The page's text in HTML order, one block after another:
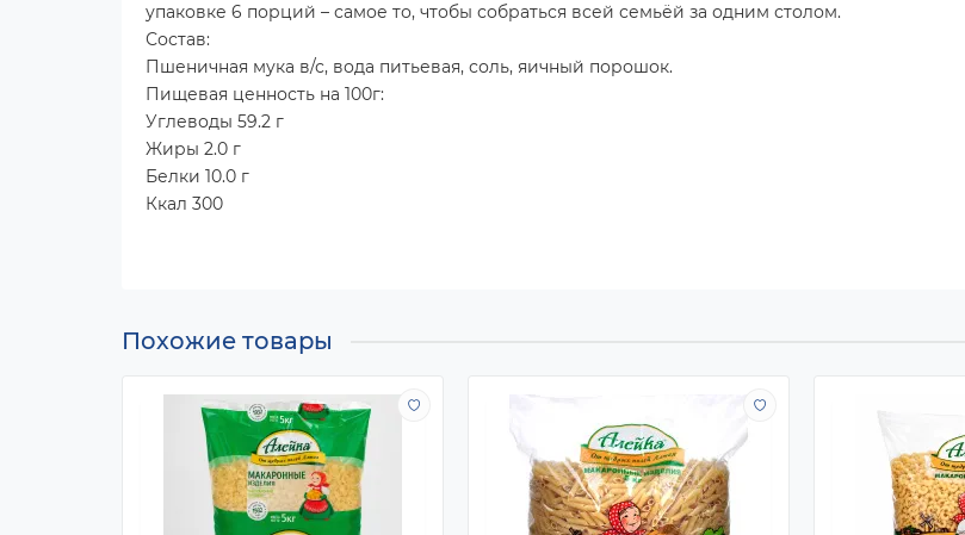
упаковке 6 порций – самое то, чтобы собраться всей семьёй за одним столом.
Состав:
Пшеничная мука в/с, вода питьевая, соль, яичный порошок.
Пищевая ценность на 100г:
Углеводы 59.2 г
Жиры 2.0 г
Белки 10.0 г
Ккал 300
Похожие товары